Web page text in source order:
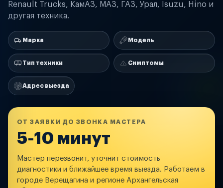
Renault Trucks, КамАЗ, МАЗ, ГАЗ, Урал, Isuzu, Hino и
другая техника.
Марка Модель
Тип техники Симптомы
Адрес выезда
ОТ ЗАЯВКИ ДО ЗВОНКА МАСТЕРА
5-10 минут
Мастер перезвонит, уточнит стоимость
диагностики и ближайшее время выезда. Работаем в
городе Верещагина и регионе Архангельская